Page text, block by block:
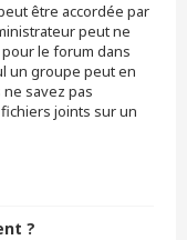
être accordée par
peut ne
le forum dans
un groupe peut en
ne savez pas
joints sur un
?